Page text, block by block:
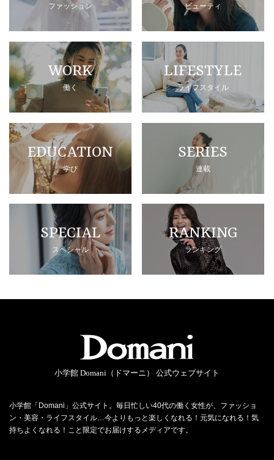
ファッション ビューティ
WORK
働く
LIFESTYLE
ライフスタイル
EDUCATION
学び
SERIES
連載
SPECIAL
スペシャル
RANKING
ランキング
小学館 Domani（ドマーニ） 公式ウェブサイト
小学館「Domani」公式サイト。毎日忙しい40代の働く女性が、ファッショ
ン・美容・ライフスタイル…今よりもっと楽しくなれる！元気になれる！気
持ちよくなれる！こと限定でお届けするメディアです。